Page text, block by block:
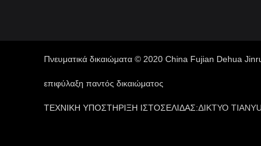
Πνευματικά δικαιώματα © 2020 China Fujian Dehua
επιφύλαξη παντός δικαιώματος
ΤΕΧΝΙΚΗ ΥΠΟΣΤΗΡΙΞΗ ΙΣΤΟΣΕΛΙΔΑΣ:ΔΙΚΤΥΟ TIANYU